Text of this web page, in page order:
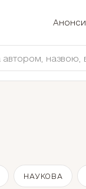
Анонси
НАУКОВА